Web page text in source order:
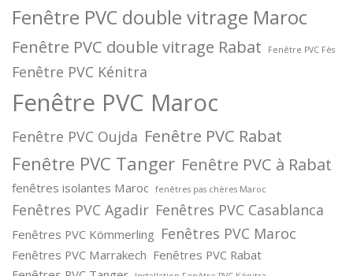
Fenêtre PVC double vitrage Maroc
Fenêtre PVC double vitrage Rabat Fenêtre PVC Fès
Fenêtre PVC Kénitra
Fenêtre PVC Maroc
Fenêtre PVC Oujda Fenêtre PVC Rabat
Fenêtre PVC Tanger Fenêtre PVC à Rabat
fenêtres isolantes Maroc fenêtres pas chères Maroc
Fenêtres PVC Agadir Fenêtres PVC Casablanca
Fenêtres PVC Kömmerling Fenêtres PVC Maroc
Fenêtres PVC Marrakech Fenêtres PVC Rabat